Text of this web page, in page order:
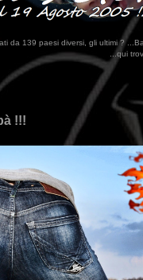
da 139 paesi diversi, gli ultimi ?
...qui trovate il nostro viaggio in
!!!